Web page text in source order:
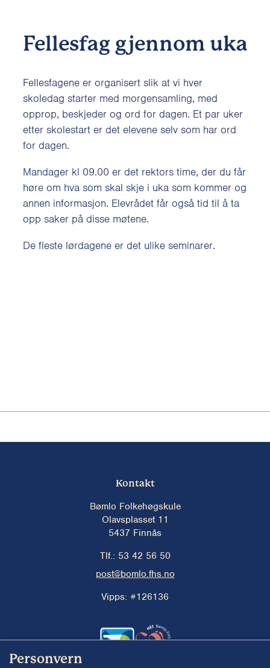
Fellesfag gjennom uka
Fellesfagene er organisert slik at vi hver
skoledag starter med morgensamling, med
opprop, beskjeder og ord for dagen. Et par uker
etter skolestart er det elevene selv som har ord
for dagen.
Mandager kl 09.00 er det rektors time, der du får
høre om hva som skal skje i uka som kommer og
annen informasjon. Elevrådet får også tid til å ta
opp saker på disse møtene.
De fleste lørdagene er det ulike seminarer.
Kontakt
Bømlo Folkehøgskule
Olavsplasset 11
5437 Finnås
Tlf.: 53 42 56 50
post@bomlo.fhs.no
Vipps: #126136
Personvern